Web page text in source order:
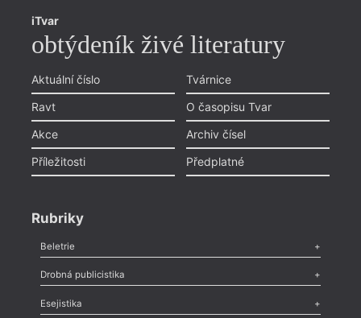
iTvar
obtýdeník živé literatury
Aktuální číslo
Ravt
Akce
Příležitosti
Tvárnice
O časopisu Tvar
Archiv čísel
Předplatné
Rubriky
Beletrie
Poezie,Próza,Dokumenty
Drobná publicistika
Odlesk
Nekrolog,Glosa,Sloupek,Pozvánka,Literární soutěž,
Esejistika